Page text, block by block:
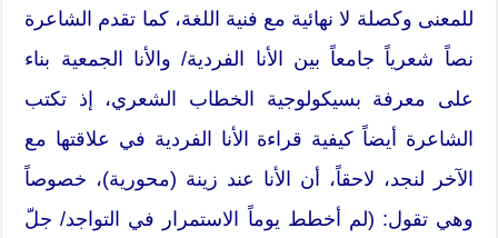
للمعنى وكصلة لا نهائية مع فنية اللغة، كما تقدم الشاعرة
نصاً شعرياً جامعاً بين الأنا الفردية/ والأنا الجمعية بناء
على معرفة بسيكولوجية الخطاب الشعري، إذ تكتب
الشاعرة أيضاً كيفية قراءة الأنا الفردية في علاقتها مع
الآخر لنجد، لاحقاً، أن الأنا عند زينة (محورية)، خصوصاً
وهي تقول: (لم أخطط يوماً الاستمرار في التواجد/ جلّ